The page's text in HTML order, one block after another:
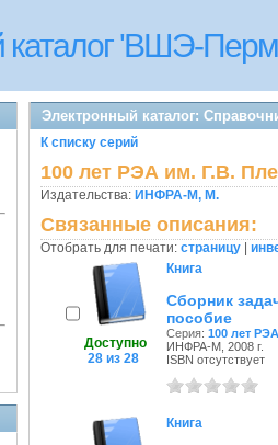
каталог 'ВШЭ-
Электронный каталог:
К списку серий
100 лет РЭА им. Г.В.
Издательства: ИНФРА-М, М.
Связанные описания:
Отобрать для печати: страницу
Доступно
28 из 28
Книга
Сборник
пособие
Серия: 100 лет
ИНФРА-М, 2008 г.
ISBN отсутствует
Книга